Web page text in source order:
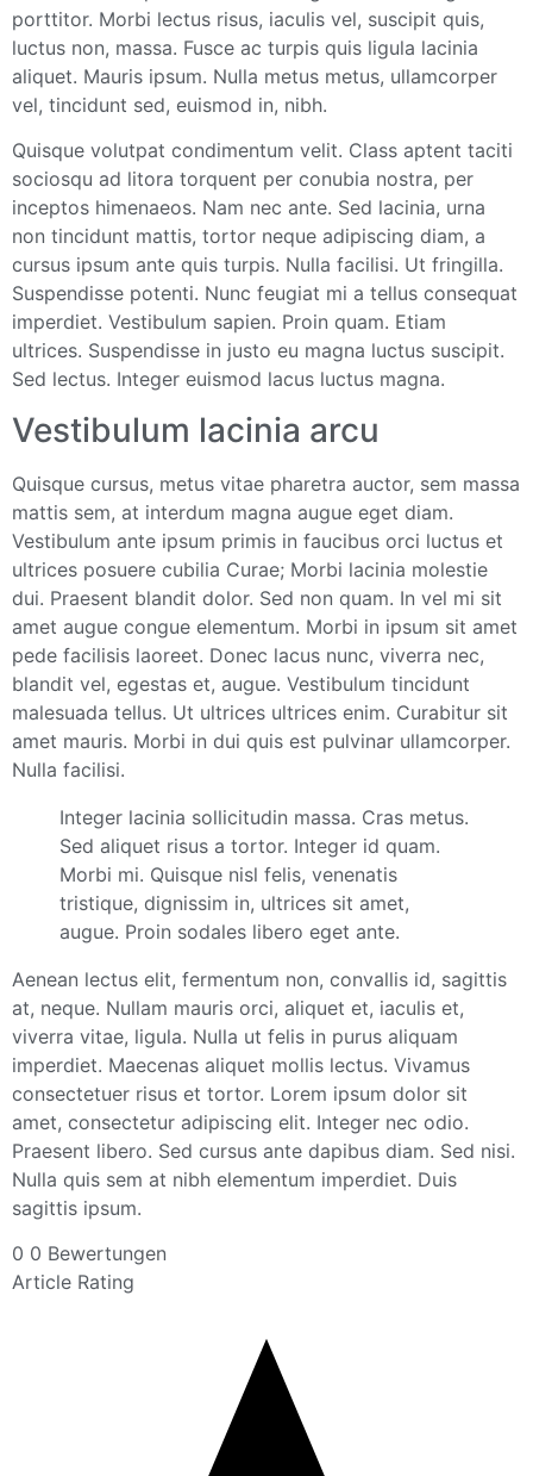
porttitor. Morbi lectus risus, iaculis vel, suscipit quis,
luctus non, massa. Fusce ac turpis quis ligula lacinia
aliquet. Mauris ipsum. Nulla metus metus, ullamcorper
vel, tincidunt sed, euismod in, nibh.
Quisque volutpat condimentum velit. Class aptent taciti
sociosqu ad litora torquent per conubia nostra, per
inceptos himenaeos. Nam nec ante. Sed lacinia, urna
non tincidunt mattis, tortor neque adipiscing diam, a
cursus ipsum ante quis turpis. Nulla facilisi. Ut fringilla.
Suspendisse potenti. Nunc feugiat mi a tellus consequat
imperdiet. Vestibulum sapien. Proin quam. Etiam
ultrices. Suspendisse in justo eu magna luctus suscipit.
Sed lectus. Integer euismod lacus luctus magna.
Vestibulum lacinia arcu
Quisque cursus, metus vitae pharetra auctor, sem massa
mattis sem, at interdum magna augue eget diam.
Vestibulum ante ipsum primis in faucibus orci luctus et
ultrices posuere cubilia Curae; Morbi lacinia molestie
dui. Praesent blandit dolor. Sed non quam. In vel mi sit
amet augue congue elementum. Morbi in ipsum sit amet
pede facilisis laoreet. Donec lacus nunc, viverra nec,
blandit vel, egestas et, augue. Vestibulum tincidunt
malesuada tellus. Ut ultrices ultrices enim. Curabitur sit
amet mauris. Morbi in dui quis est pulvinar ullamcorper.
Nulla facilisi.
Integer lacinia sollicitudin massa. Cras metus.
Sed aliquet risus a tortor. Integer id quam.
Morbi mi. Quisque nisl felis, venenatis
tristique, dignissim in, ultrices sit amet,
augue. Proin sodales libero eget ante.
Aenean lectus elit, fermentum non, convallis id, sagittis
at, neque. Nullam mauris orci, aliquet et, iaculis et,
viverra vitae, ligula. Nulla ut felis in purus aliquam
imperdiet. Maecenas aliquet mollis lectus. Vivamus
consectetuer risus et tortor. Lorem ipsum dolor sit
amet, consectetur adipiscing elit. Integer nec odio.
Praesent libero. Sed cursus ante dapibus diam. Sed nisi.
Nulla quis sem at nibh elementum imperdiet. Duis
sagittis ipsum.
0 0 Bewertungen
Article Rating